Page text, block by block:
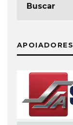
APOIADORES